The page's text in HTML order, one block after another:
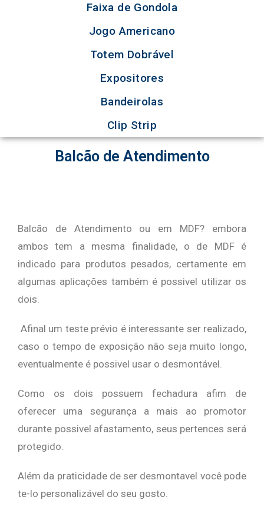
Faixa de Gondola
Jogo Americano
Totem Dobrável
Expositores
Bandeirolas
Clip Strip
Balcão de Atendimento
Balcão de Atendimento ou em MDF? embora
ambos tem a mesma finalidade, o de MDF é
indicado para produtos pesados, certamente em
algumas aplicações também é possivel utilizar os
dois.
Afinal um teste prévio é interessante ser realizado,
caso o tempo de exposição não seja muito longo,
eventualmente é possivel usar o desmontável.
Como os dois possuem fechadura afim de
oferecer uma segurança a mais ao promotor
durante possivel afastamento, seus pertences será
protegido.
Além da praticidade de ser desmontavel você pode
te-lo personalizável do seu gosto.